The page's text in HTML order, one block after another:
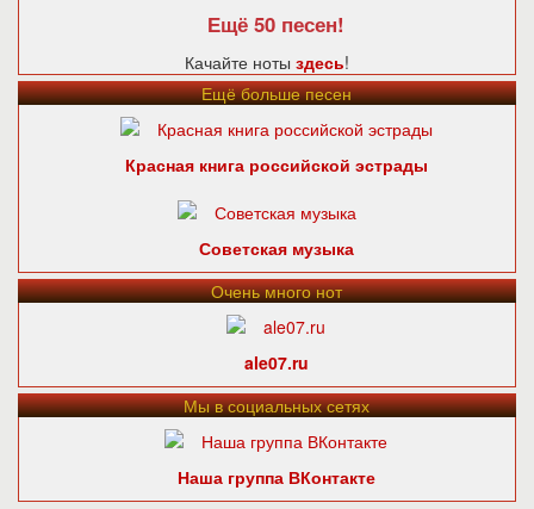
Ещё 50 песен!
Качайте ноты здесь!
Ещё больше песен
Красная книга российской эстрады
Советская музыка
Очень много нот
ale07.ru
Мы в социальных сетях
Наша группа ВКонтакте